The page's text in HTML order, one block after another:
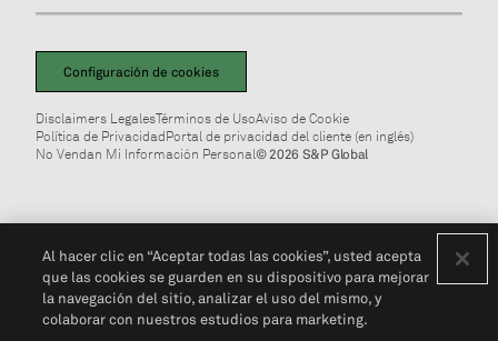
Configuración de cookies
Disclaimers LegalesTérminos de UsoAviso de Cookie
Política de PrivacidadPortal de privacidad del cliente (en inglés)
No Vendan Mi Información Personal© 2026 S&P Global
Al hacer clic en “Aceptar todas las cookies”, usted acepta
que las cookies se guarden en su dispositivo para mejorar
la navegación del sitio, analizar el uso del mismo, y
colaborar con nuestros estudios para marketing.